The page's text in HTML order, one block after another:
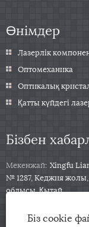
Өнімдер
Лазерлік
Оптомеханика
Оптикалық
Қатты күйдегі
Бізбен
Мекенжай: Xingfu
№ 1287, Кеджия
облысы, Қытай
Телефон: +86-
Біз cookie